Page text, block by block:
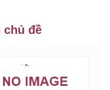
chủ đề